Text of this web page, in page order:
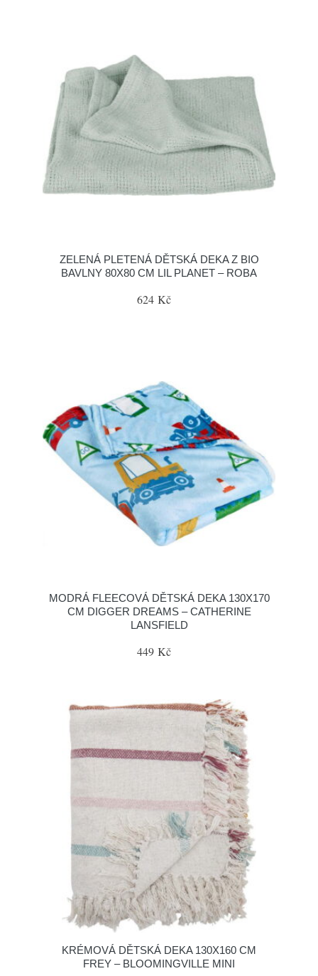
ZELENÁ PLETENÁ DĚTSKÁ DEKA Z BIO
BAVLNY 80X80 CM LIL PLANET – ROBA
624 Kč
MODRÁ FLEECOVÁ DĚTSKÁ DEKA 130X170
CM DIGGER DREAMS – CATHERINE
LANSFIELD
449 Kč
KRÉMOVÁ DĚTSKÁ DEKA 130X160 CM
FREY – BLOOMINGVILLE MINI